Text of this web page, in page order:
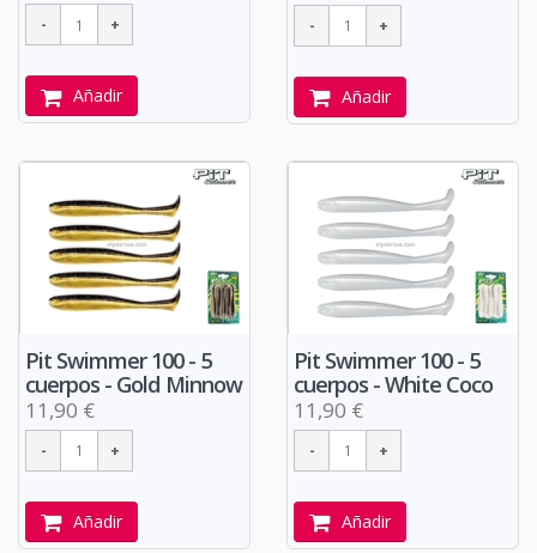
Añadir Añadir
Pit Swimmer 100 - 5
cuerpos - Gold Minnow
11,90 €
Añadir
Pit Swimmer 100 - 5
cuerpos - White Coco
11,90 €
Añadir